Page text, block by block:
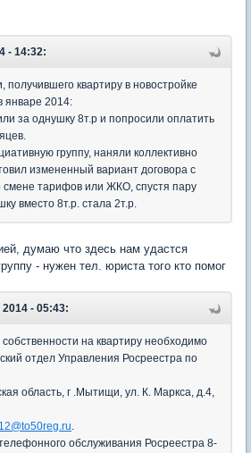
- 14:32:
получившего квартиру в новостройке
январе 2014:
за однушку 8т.р и попросили оплатить
группу, наняли коллективно
измененный вариант договора с
тарифов или ЖКО, спустя пару
вместо 8т.р. стала 2т.р.
думаю что здесь нам удастся
- нужен тел. юриста того кто помог
2014 - 05:43:
на квартиру необходимо
отдел Управления Росреестра по
область, г .Мытищи, ул. К. Маркса, д.4,
12@to50reg.ru.
обслуживания Росреестра 8-